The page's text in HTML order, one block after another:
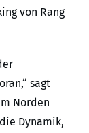
von Rang
sagt
Norden
Dynamik,